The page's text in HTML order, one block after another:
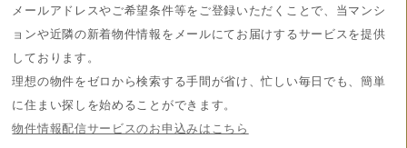
メールアドレスやご希望条件等をご登録いただくことで、当マンシ
ョンや近隣の新着物件情報をメールにてお届けするサービスを提供
しております。
理想の物件をゼロから検索する手間が省け、忙しい毎日でも、簡単
に住まい探しを始めることができます。
物件情報配信サービスのお申込みはこちら